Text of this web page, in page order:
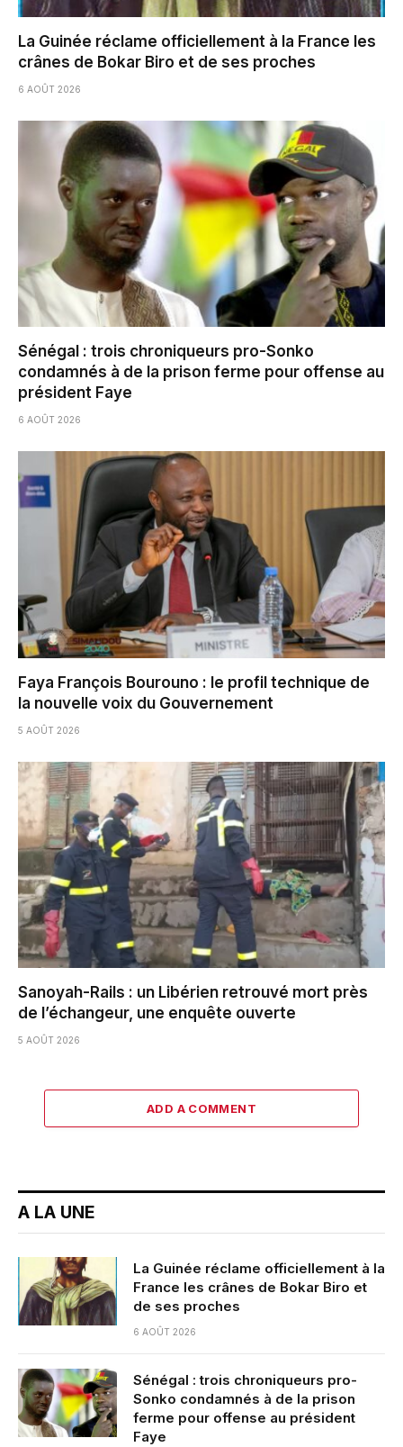
La Guinée réclame officiellement à la France les
crânes de Bokar Biro et de ses proches
6 AOÛT 2026
Sénégal : trois chroniqueurs pro-Sonko
condamnés à de la prison ferme pour offense au
président Faye
6 AOÛT 2026
Faya François Bourouno : le profil technique de
la nouvelle voix du Gouvernement
5 AOÛT 2026
Sanoyah-Rails : un Libérien retrouvé mort près
de l’échangeur, une enquête ouverte
5 AOÛT 2026
ADD A COMMENT
A LA UNE
La Guinée réclame officiellement à la
France les crânes de Bokar Biro et
de ses proches
6 AOÛT 2026
Sénégal : trois chroniqueurs pro-
Sonko condamnés à de la prison
ferme pour offense au président
Faye